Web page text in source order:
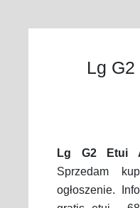
Lg
Lg G2 Etui
Sprzedam
ogłoszenie.